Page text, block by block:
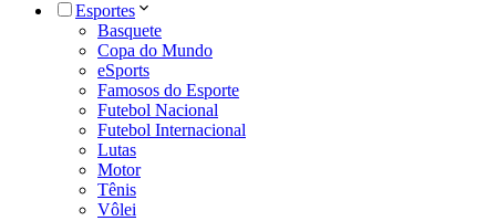
Esportes
Basquete
Copa do Mundo
eSports
Famosos do Esporte
Futebol Nacional
Futebol Internacional
Lutas
Motor
Tênis
Vôlei